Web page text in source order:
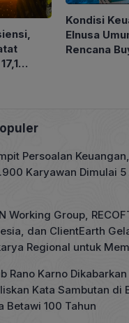
Kondisi
Elnusa
Rencana
Persoalan
Karyawan Dimulai
Working Group,
dan ClientEarth
Regional untuk
Rano Karno
Kata Sambutan di
Betawi 100 Tahun